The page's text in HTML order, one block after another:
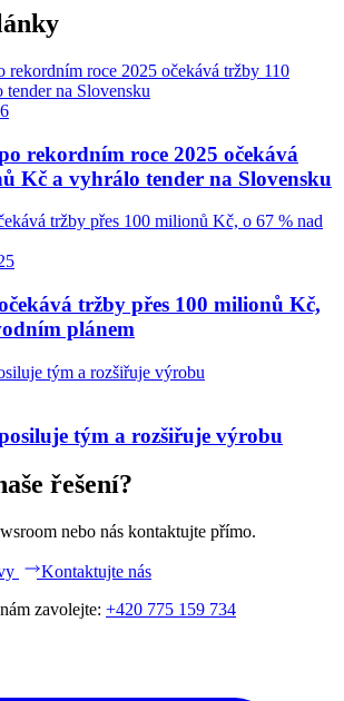
rekordním roce 2025 očekává
Kč a vyhrálo tender na Slovensku
tržby přes 100 milionů Kč,
plánem
tým a rozšiřuje výrobu
řešení?
nebo nás kontaktujte přímo.
Kontaktujte nás
zavolejte: +420 775 159 734